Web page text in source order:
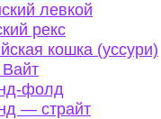
левкой
рекс
кошка (уссури)
фолд
— страйт